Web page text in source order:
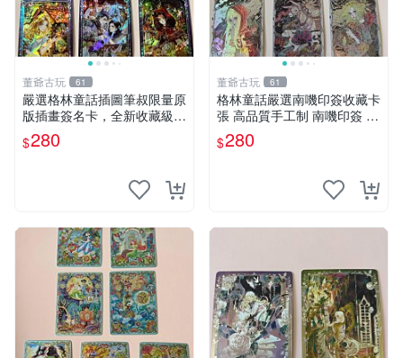
董爺古玩 61
嚴選格林童話插圖筆叔限量原
版插畫簽名卡，全新收藏級品
相 格林童話 揚州 特色卡片
$280
董爺古玩 61
格林童話嚴選南嘰印簽收藏卡
張 高品質手工制 南嘰印簽 收
藏卡 藏品
$280